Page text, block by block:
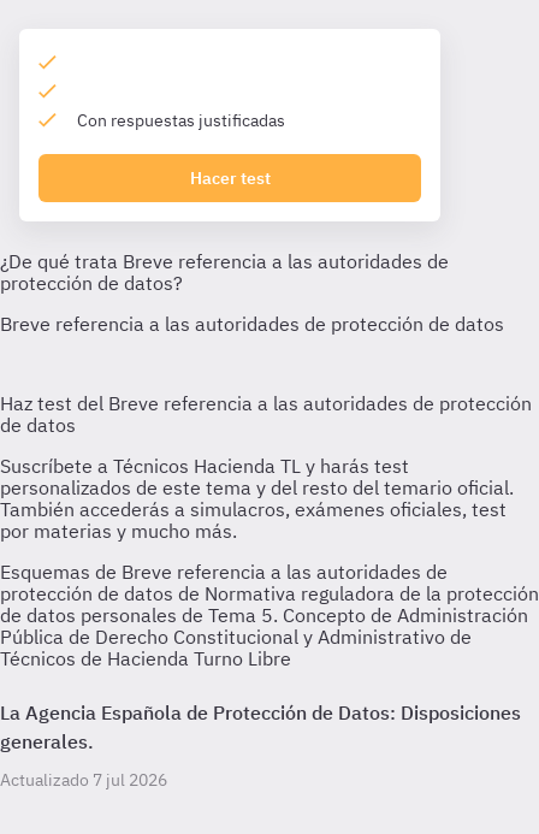
Con respuestas justificadas
Hacer test
Esquemas de Breve referencia a las autoridades de
protección de datos de Normativa reguladora de la protección
de datos personales de Tema 5. Concepto de Administración
Pública de Derecho Constitucional y Administrativo de
Técnicos de Hacienda Turno Libre
La Agencia Española de Protección de Datos: Disposiciones
generales.
Actualizado 7 jul 2026